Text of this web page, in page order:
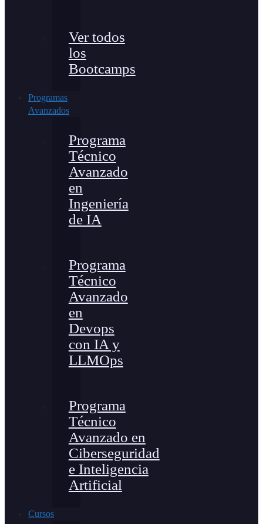
Ver todos
los
Bootcamps
Programas
Avanzados
Programa
Técnico
Avanzado
en
Ingeniería
de IA
Programa
Técnico
Avanzado
en
Devops
con IA y
LLMOps
Programa
Técnico
Avanzado en
Ciberseguridad
e Inteligencia
Artificial
Cursos